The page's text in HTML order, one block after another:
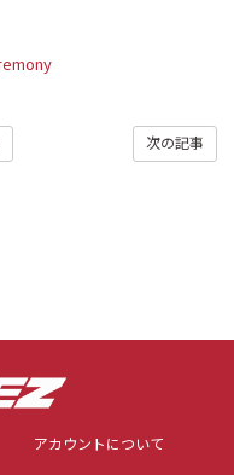
次の記事
アカウントについて